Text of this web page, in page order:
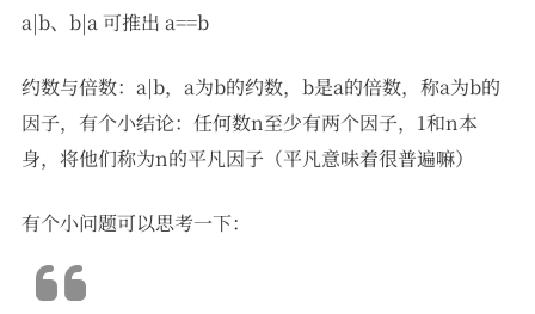
a|b、b|a 可推出 a==b
约数与倍数：a|b，a为b的约数，b是a的倍数，称a为b的
因子，有个小结论：任何数n至少有两个因子，1和n本
身，将他们称为n的平凡因子（平凡意味着很普遍嘛）
有个小问题可以思考一下：